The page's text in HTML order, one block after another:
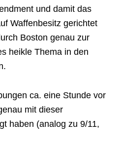
und damit das
Waffenbesitz gerichtet
Boston genau zur
heikle Thema in den
ca. eine Stunde vor
mit dieser
haben (analog zu 9/11,